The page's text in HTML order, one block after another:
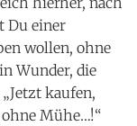
Du einer
wollen, ohne
Wunder, die
kaufen,
Mühe…!“